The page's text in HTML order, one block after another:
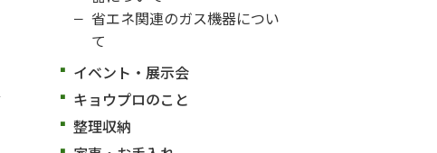
省エネ関連のガス機器につい
て
イベント・展示会
キョウプロのこと
整理収納